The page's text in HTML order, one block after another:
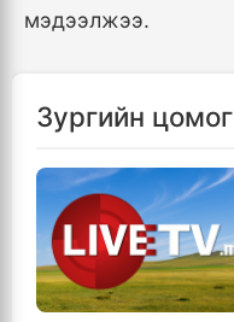
мэдээлжээ.
Зургийн цомог